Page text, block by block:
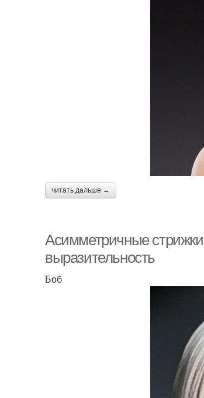
читать дальше →
Асимметричные стрижки
выразительность
Боб